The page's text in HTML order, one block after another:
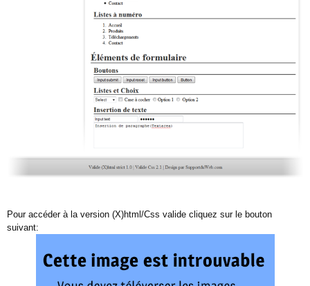
Pour accéder à la version (X)html/Css valide cliquez sur le bouton
suivant: